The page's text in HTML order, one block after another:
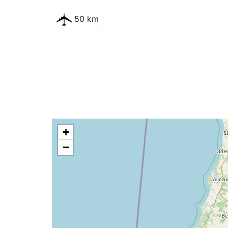
50 km
+
−